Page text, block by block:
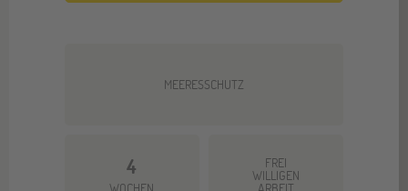
MEERESSCHUTZ
4 FREI
WILLIGEN